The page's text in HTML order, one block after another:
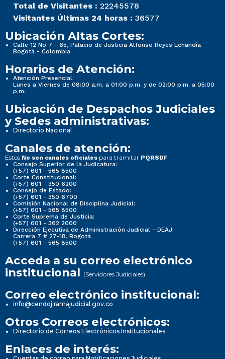
Total de Visitantes : 22245578
Visitantes Últimas 24 horas : 36577
Ubicación Altas Cortes:
Calle 12 No 7 - 65, Palacio de Justicia Alfonso Reyes Echandía
Bogotá - Colombia
Horarios de Atención:
Atención Presencial:
Lunes a Viernes de 08:00 a.m. a 01:00 p.m. y de 02:00 p.m. a 05:00
p.m.
Ubicación de Despachos Judiciales
y Sedes administrativas:
Directorio Nacional
Canales de atención:
Estos No son canales oficiales para tramitar PQRSDF
Consejo Superior de la Judicatura:
(+57) 601 - 565 8500
Corte Constitucional:
(+57) 601 - 350 6200
Consejo de Estado:
(+57) 601 - 350 6700
Comisión Nacional de Disciplina Judicial:
(+57) 601 - 565 8500
Corte Suprema de Justicia:
(+57) 601 - 362 2000
Dirección Ejecutiva de Administración Judicial - DEAJ:
Carrera 7 # 27-18, Bogotá
(+57) 601 - 565 8500
Acceda a su correo electrónico
institucional (Servidores Judiciales)
Correo electrónico institucional:
info@cendoj.ramajudicial.gov.co
Otros Correos electrónicos:
Directorio de Correos Electrónicos Institucionales
Enlaces de interés: